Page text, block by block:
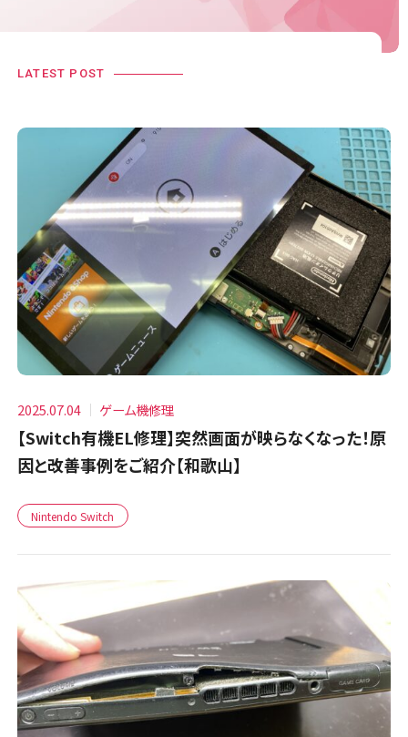
LATEST POST
2025.07.04 ゲーム機修理
【Switch有機EL修理】突然画面が映らなくなった！原
因と改善事例をご紹介【和歌山】
Nintendo Switch